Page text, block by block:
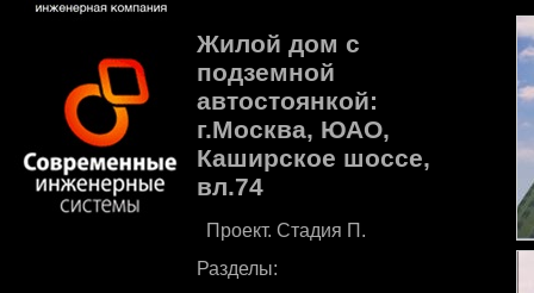
Жилой дом с
подземной
автостоянкой:
г.Москва, ЮАО,
Каширское шоссе,
вл.74
Проект. Стадия П.
Разделы: